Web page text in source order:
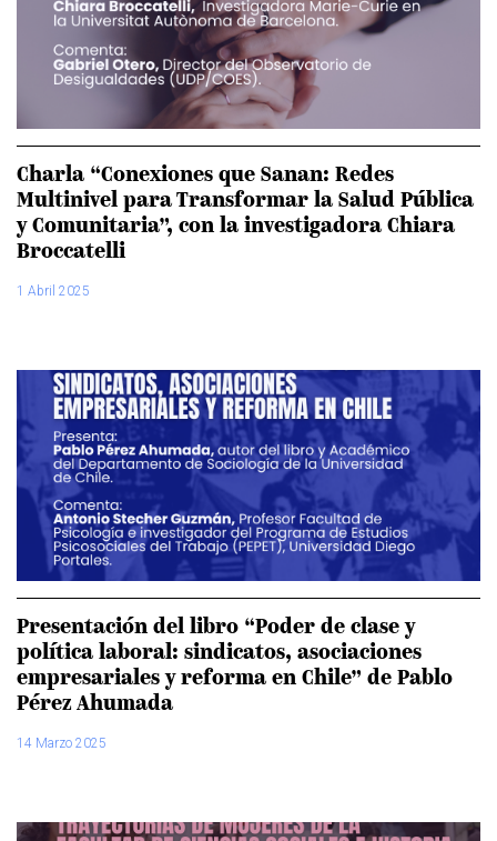
Charla “Conexiones que Sanan: Redes
Multinivel para Transformar la Salud Pública
y Comunitaria”, con la investigadora Chiara
Broccatelli
1 Abril 2025
Presentación del libro “Poder de clase y
política laboral: sindicatos, asociaciones
empresariales y reforma en Chile” de Pablo
Pérez Ahumada
14 Marzo 2025